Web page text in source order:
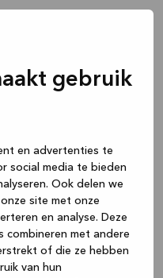
gebruik
en advertenties te
social media te bieden
Ook delen we
site met onze
en analyse. Deze
combineren met andere
of die ze hebben
van hun